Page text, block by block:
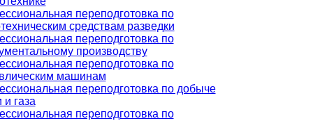
переподготовка по
средствам разведки
переподготовка по
производству
переподготовка по
машинам
переподготовка по добыче
газа
переподготовка по